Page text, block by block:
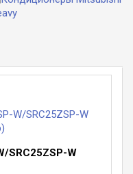
SRC25ZSP-W